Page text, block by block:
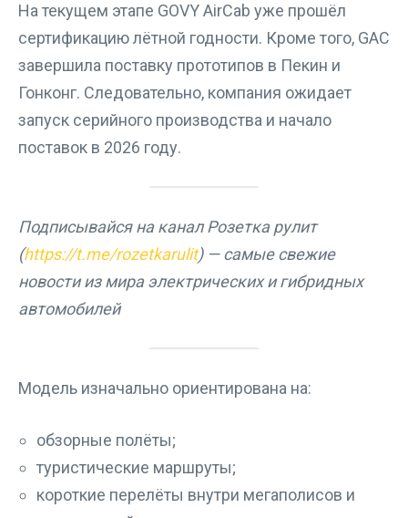
На текущем этапе GOVY AirCab уже прошёл
сертификацию лётной годности. Кроме того, GAC
завершила поставку прототипов в Пекин и
Гонконг. Следовательно, компания ожидает
запуск серийного производства и начало
поставок в 2026 году.
Подписывайся на канал Розетка рулит
(https://t.me/rozetkarulit) — самые свежие
новости из мира электрических и гибридных
автомобилей
Модель изначально ориентирована на:
обзорные полёты;
туристические маршруты;
короткие перелёты внутри мегаполисов и